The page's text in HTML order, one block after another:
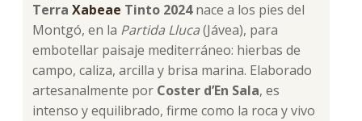
Terra Xabeae Tinto 2024nace a los pies del
Montgó, en la Partida Lluca(Jávea), para
embotellar paisaje mediterráneo: hierbas de
campo, caliza, arcilla y brisa marina. Elaborado
artesanalmente por Coster d’En Sala, es
intenso y equilibrado, firme como la roca y vivo